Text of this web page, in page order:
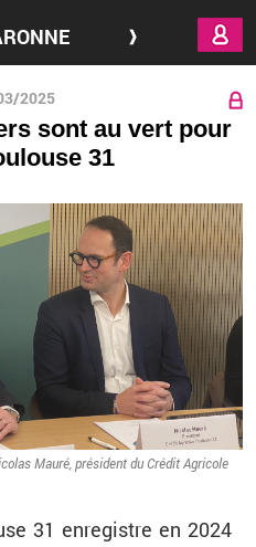
2025
sont au vert pour
31
Mauré, pré­sident du Cré­dit Agri­cole
31 en­re­gistre en 2024